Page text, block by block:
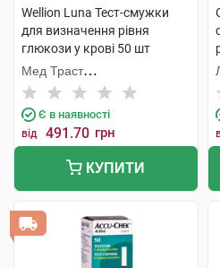
Wellion Luna Тест-смужки
для визначення рівня
глюкози у крові 50 шт
Мед Траст
Хандельсгезельшафт
Є в наявності
від 491.70 грн
КУПИТИ